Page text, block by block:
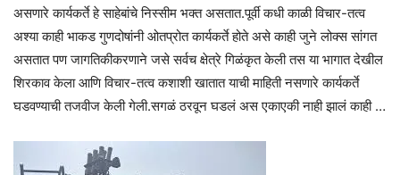
असणारे कार्यकर्ते हे साहेबांचे निस्सीम भक्त असतात.पूर्वी कधी काळी विचार-तत्व
अश्या काही भाकड गुणदोषांनी ओतप्रोत कार्यकर्ते होते असे काही जुने लोक्स सांगत
असतात पण जागतिकीकरणाने जसे सर्वच क्षेत्रे गिळंकृत केली तस या भागात देखील
शिरकाव केला आणि विचार-तत्व कशाशी खातात याची माहिती नसणारे कार्यकर्ते
घडवण्याची तजवीज केली गेली.सगळं ठरवून घडलं अस एकाएकी नाही झालं काही …